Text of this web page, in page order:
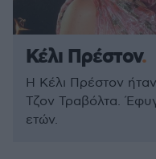
Κέλι Πρέστον
Η Κέλι Πρέστον
Τζον Τραβόλτα.
ετών.